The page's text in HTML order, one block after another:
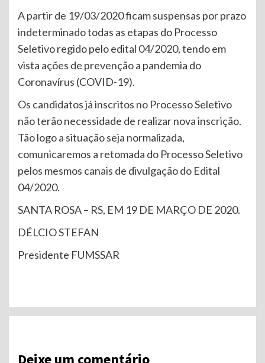
A partir de 19/03/2020 ficam suspensas por prazo
indeterminado todas as etapas do Processo
Seletivo regido pelo edital 04/2020, tendo em
vista ações de prevenção a pandemia do
Coronavírus (COVID-19).
Os candidatos já inscritos no Processo Seletivo
não terão necessidade de realizar nova inscrição.
Tão logo a situação seja normalizada,
comunicaremos a retomada do Processo Seletivo
pelos mesmos canais de divulgação do Edital
04/2020.
SANTA ROSA – RS, EM 19 DE MARÇO DE 2020.
DÉLCIO STEFAN
Presidente FUMSSAR
Continue
Reading
Deixe um comentário